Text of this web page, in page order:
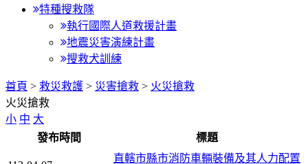
特種搜救隊
執行國際人道救援計畫
地震災害演練計畫
搜救犬訓練
:::
首頁 > 救災救護 > 災害搶救 > 火災搶救
火災搶救
小 中 大
發布時間
標題
直轄市縣市消防車輛裝備及其人力配置